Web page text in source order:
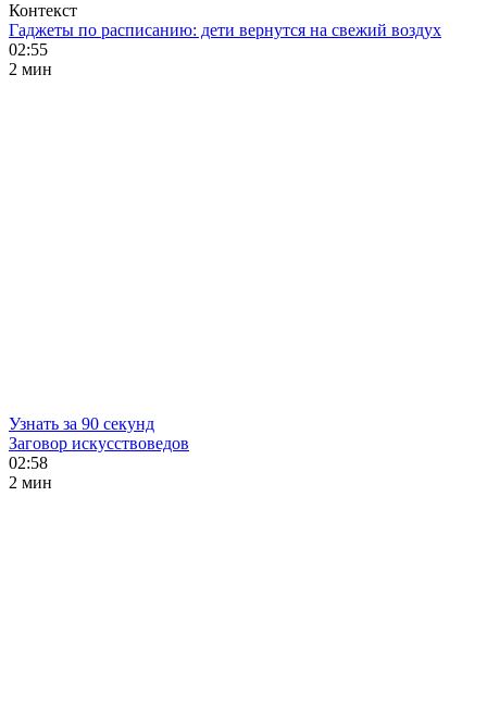
Контекст
Гаджеты по расписанию: дети вернутся на свежий воздух
02:55
2 мин
Узнать за 90 секунд
Заговор искусствоведов
02:58
2 мин